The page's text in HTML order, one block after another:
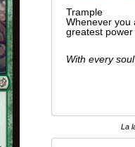
Trample
Whenever you
greatest
With every
La